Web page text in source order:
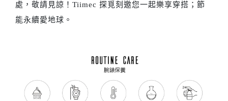
處，敬請見諒！Tiimec 探覓刻邀您一起樂享穿搭；節
能永續愛地球。